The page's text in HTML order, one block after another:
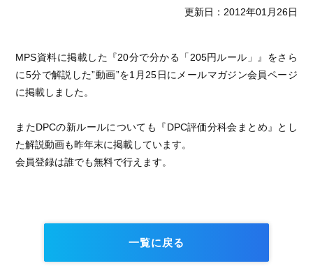
更新日：2012年01月26日
MPS資料に掲載した『20分で分かる「205円ルール」』をさら
に5分で解説した”動画”を1月25日にメールマガジン会員ページ
に掲載しました。
またDPCの新ルールについても『DPC評価分科会まとめ』とし
た解説動画も昨年末に掲載しています。
会員登録は誰でも無料で行えます。
一覧に戻る